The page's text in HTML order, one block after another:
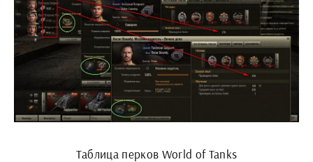
Таблица перков World of Tanks